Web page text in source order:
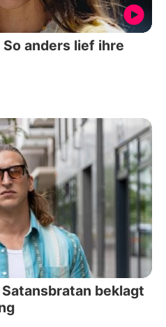
anders lief ihre
beklagt